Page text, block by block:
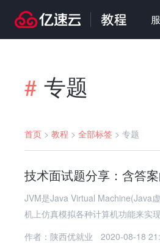
# 专题
首页 > 教程 > 全部标签 > 专题
技术面试题分享：含答
JVM是Java Virtual Machine(Java虚拟机)的缩写，JVM是一种用于计算设备的规范，它是一个虚构出来的计算机，是通过在实际的计算
机上仿真模拟各种计算机功能来实
作者：陕西优就业
2020-08-18